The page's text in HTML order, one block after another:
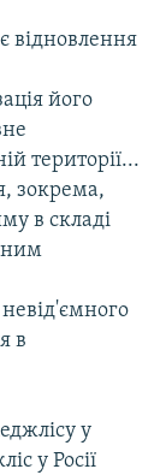
відновлення
його
території...
зокрема,
в складі
в
у
у Росії